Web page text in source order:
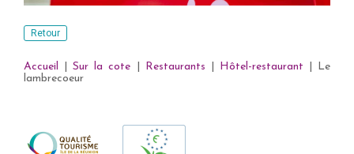
Retour
Accueil |Sur la cote Restaurants Hôtel-restaurant
Le
lambrecoeur